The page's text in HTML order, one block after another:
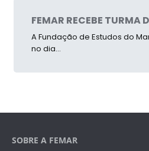
A Fundação de Estudos do
no dia...
SOBRE A FEMAR